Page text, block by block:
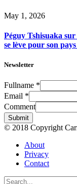
May 1, 2026
Péguy Tshisuaka sur
se lève pour son
Newsletter
Fullname *
Email *
Comment
Submit
© 2018 Copyright
About
Privacy
Contact